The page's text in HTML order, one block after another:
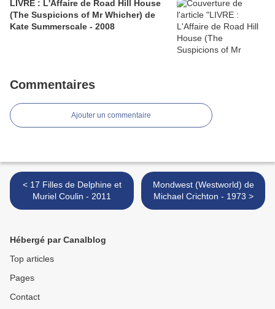
LIVRE : L'Affaire de Road Hill House
(The Suspicions of Mr Whicher) de
Kate Summerscale - 2008
Commentaires
Ajouter un commentaire
< 17 Filles de Delphine et
Muriel Coulin - 2011
Mondwest (Westworld) de
Michael Crichton - 1973 >
Hébergé par Canalblog
Top articles
Pages
Contact